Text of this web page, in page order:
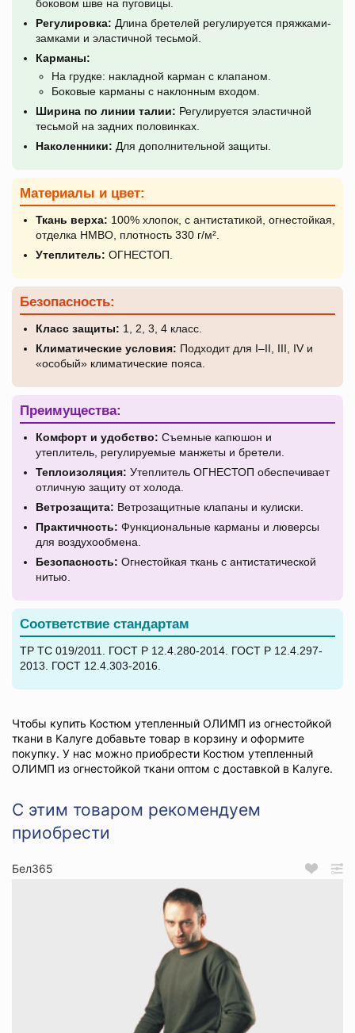
боковом шве на пуговицы.
Регулировка: Длина бретелей регулируется пряжками-
замками и эластичной тесьмой.
Карманы:
На грудке: накладной карман с клапаном.
Боковые карманы с наклонным входом.
Ширина по линии талии: Регулируется эластичной
тесьмой на задних половинках.
Наколенники: Для дополнительной защиты.
Материалы и цвет:
Ткань верха: 100% хлопок, с антистатикой, огнестойкая,
отделка НМВО, плотность 330 г/м².
Утеплитель: ОГНЕСТОП.
Безопасность:
Класс защиты: 1, 2, 3, 4 класс.
Климатические условия: Подходит для I–II, III, IV и
«особый» климатические пояса.
Преимущества:
Комфорт и удобство: Съемные капюшон и
утеплитель, регулируемые манжеты и бретели.
Теплоизоляция: Утеплитель ОГНЕСТОП обеспечивает
отличную защиту от холода.
Ветрозащита: Ветрозащитные клапаны и кулиски.
Практичность: Функциональные карманы и люверсы
для воздухообмена.
Безопасность: Огнестойкая ткань с антистатической
нитью.
Соответствие стандартам
ТР ТС 019/2011. ГОСТ Р 12.4.280-2014. ГОСТ Р 12.4.297-
2013. ГОСТ 12.4.303-2016.
Чтобы купить Костюм утепленный ОЛИМП из огнестойкой
ткани в Калуге добавьте товар в корзину и оформите
покупку. У нас можно приобрести Костюм утепленный
ОЛИМП из огнестойкой ткани оптом с доставкой в Калуге.
С этим товаром рекомендуем
приобрести
Бел365